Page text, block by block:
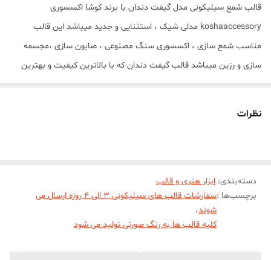
قالب شمع سیلیکونی مدل گیفت دندان با برند کوشا اکسسوری
koshaaccessory مدلی شیک ، استثنایی و جدید میباشد این قالب
مناسب شمع سازی ، اکسسوری سنگ مصنوعی ، صابون سازی ،مجسمه
سازی و رزین میباشد قالب گیفت دندان که با بالاترین کیفیت و بهترین
نظرات
دسته‌بندی: ابزار هنری و قالب
برچسب‌ها :
سفارشات قالب های سیلیکونی 3 الی 4 روزه ارسال می
شوند،
کلیه قالب ها به رنگ صورتی تولید می شود